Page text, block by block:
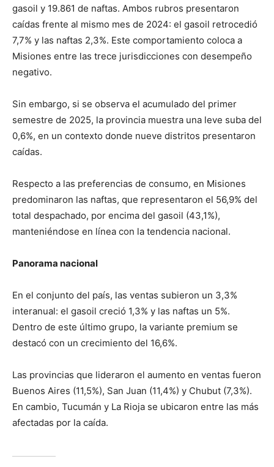
gasoil y 19.861 de naftas. Ambos rubros presentaron
caídas frente al mismo mes de 2024: el gasoil retrocedió
7,7% y las naftas 2,3%. Este comportamiento coloca a
Misiones entre las trece jurisdicciones con desempeño
negativo.
Sin embargo, si se observa el acumulado del primer
semestre de 2025, la provincia muestra una leve suba del
0,6%, en un contexto donde nueve distritos presentaron
caídas.
Respecto a las preferencias de consumo, en Misiones
predominaron las naftas, que representaron el 56,9% del
total despachado, por encima del gasoil (43,1%),
manteniéndose en línea con la tendencia nacional.
Panorama nacional
En el conjunto del país, las ventas subieron un 3,3%
interanual: el gasoil creció 1,3% y las naftas un 5%.
Dentro de este último grupo, la variante premium se
destacó con un crecimiento del 16,6%.
Las provincias que lideraron el aumento en ventas fueron
Buenos Aires (11,5%), San Juan (11,4%) y Chubut (7,3%).
En cambio, Tucumán y La Rioja se ubicaron entre las más
afectadas por la caída.